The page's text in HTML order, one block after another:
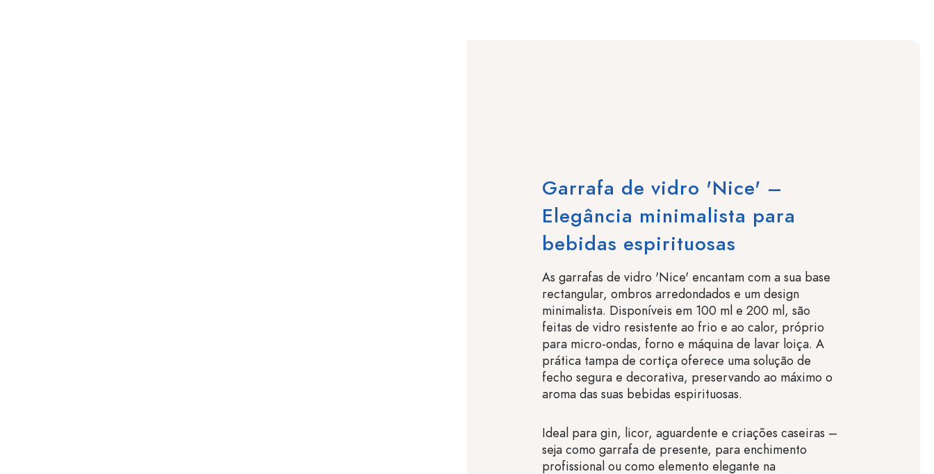
Garrafa de vidro 'Nice' –
Elegância minimalista para
bebidas espirituosas
As garrafas de vidro 'Nice' encantam com a sua base
rectangular, ombros arredondados e um design
minimalista. Disponíveis em 100 ml e 200 ml, são
feitas de vidro resistente ao frio e ao calor, próprio
para micro-ondas, forno e máquina de lavar loiça. A
prática tampa de cortiça oferece uma solução de
fecho segura e decorativa, preservando ao máximo o
aroma das suas bebidas espirituosas.
Ideal para gin, licor, aguardente e criações caseiras –
seja como garrafa de presente, para enchimento
profissional ou como elemento elegante na